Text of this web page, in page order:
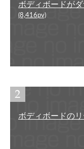
ボディボードが
(8,416pv)
ボディボードの